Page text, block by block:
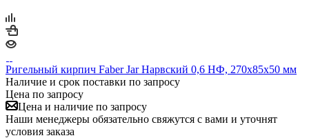
Ригельный кирпич Faber Jar Нарвский 0,6 НФ, 270х85х50 мм
Наличие и срок поставки по запросу
Цена по запросу
Цена и наличие по запросу
Наши менеджеры обязательно свяжутся с вами и уточнят
условия заказа